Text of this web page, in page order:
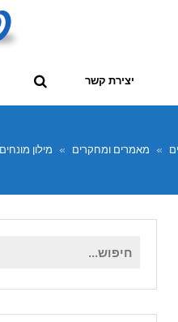
יצירת קשר
» מאמרים ומחקרים » מילון מונחים